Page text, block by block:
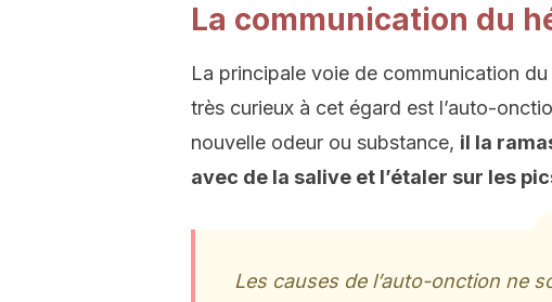
La communication du
La principale voie de communication
très curieux à cet égard est l’auto-
nouvelle odeur ou substance, il la
avec de la salive et l’étaler sur les
Les causes de l’auto-onction ne